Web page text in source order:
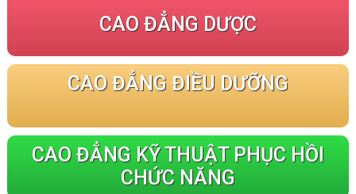
CAO ĐẲNG DƯỢC
CAO ĐẲNG ĐIỀU DƯỠNG
CAO ĐẲNG KỸ THUẬT PHỤC HỒI
CHỨC NĂNG